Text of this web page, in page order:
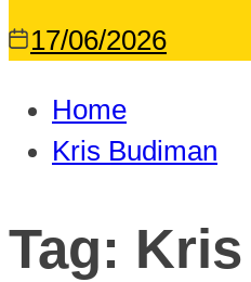
17/06/2026
Home
Kris Budiman
Tag: Kris